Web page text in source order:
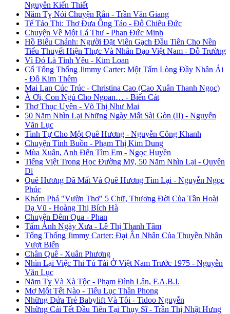
Nguyễn Kiến Thiết
Năm Tỵ Nói Chuyện Rắn - Trần Văn Giang
Tế Táo Thi: Thơ Đưa Ông Táo - Đỗ Chiêu Đức
Chuyện Về Một Lá Thư - Phan Đức Minh
Hồ Biểu Chánh: Người Đặt Viên Gạch Đầu Tiên Cho Nền
Tiểu Thuyết Hiện Thực Và Nhân Đạo Việt Nam - Đỗ Trường
Vì Đó Là Tình Yêu - Kim Loan
Cố Tổng Thống Jimmy Carter: Một Tấm Lòng Đầy Nhân Ái
- Đỗ Kim Thêm
Mai Lan Cúc Trúc - Christina Cao (Cao Xuân Thanh Ngọc)
À Ơi, Con Ngủ Cho Ngoan… - Biển Cát
Thơ Thục Uyên - Võ Thị Như Mai
50 Năm Nhìn Lại Những Ngày Mất Sài Gòn (II) - Nguyễn
Văn Lục
Tình Tự Cho Một Quê Hương - Nguyễn Công Khanh
Chuyện Tình Buồn - Phạm Thị Kim Dung
Mùa Xuân, Anh Đến Tìm Em - Ngọc Huyền
Tiếng Việt Trong Học Đường Mỹ, 50 Năm Nhìn Lại - Quyên
Di
Quê Hương Đã Mất Và Quê Hương Tìm Lại - Nguyễn Ngọc
Phúc
Khám Phá "Vườn Thơ" 5 Chữ, Thương Đời Của Tần Hoài
Dạ Vũ - Hoàng Thị Bích Hà
Chuyện Đêm Qua - Phan
Tấm Ảnh Ngày Xưa - Lê Thị Thanh Tâm
Tổng Thống Jimmy Carter: Đại Ân Nhân Của Thuyền Nhân
Vượt Biển
Chân Quê - Xuân Phương
Nhìn Lại Việc Thi Tú Tài Ở Việt Nam Trước 1975 - Nguyễn
Văn Lục
Năm Tỵ Và Xà Tộc - Phạm Đình Lân, F.A.B.I.
Mơ Một Tết Nào - Tiểu Lục Thần Phong
Những Đứa Trẻ Babylift Và Tôi - Tidoo Nguyễn
Những Cái Tết Đầu Tiên Tại Thụy Sĩ - Trần Thị Nhật Hưng